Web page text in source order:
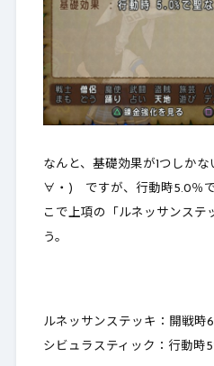
なんと、基礎効果が1つしかな
∀・) ですが、 行動時5.0％
こで上項の「ルネッサンステ
う。
ルネッサンステッキ：開戦時
シビュラスティック：行動時5